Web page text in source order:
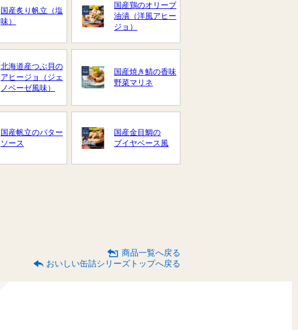
国産炙り帆立（塩
味）
国産鶏のオリーブ
油漬（洋風アヒー
ジョ）
北海道産つぶ貝の
アヒージョ（ジェ
ノベーゼ風味）
国産焼き鯖の香味
野菜マリネ
国産帆立のバター
ソース
国産金目鯛の
ブイヤベース風
商品一覧へ戻る
おいしい缶詰シリーズトップへ戻る